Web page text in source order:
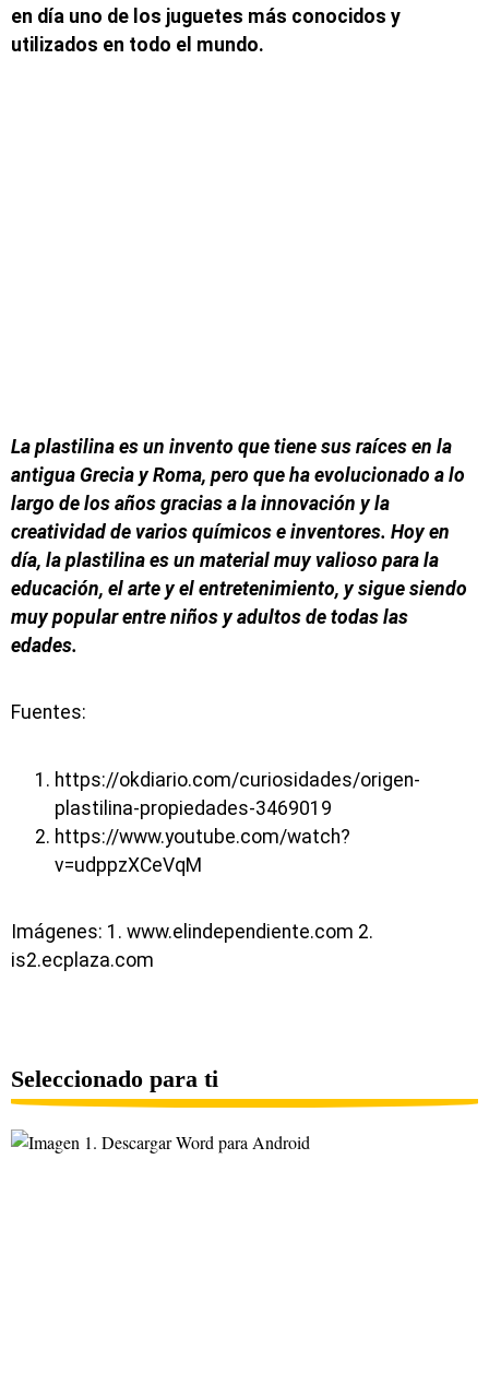
en día uno de los juguetes más conocidos y
utilizados en todo el mundo.
La plastilina es un invento que tiene sus raíces en la
antigua Grecia y Roma, pero que ha evolucionado a lo
largo de los años gracias a la innovación y la
creatividad de varios químicos e inventores. Hoy en
día, la plastilina es un material muy valioso para la
educación, el arte y el entretenimiento, y sigue siendo
muy popular entre niños y adultos de todas las
edades.
Fuentes:
https://okdiario.com/curiosidades/origen-
plastilina-propiedades-3469019
https://www.youtube.com/watch?
v=udppzXCeVqM
Imágenes: 1. www.elindependiente.com 2.
is2.ecplaza.com
Seleccionado para ti